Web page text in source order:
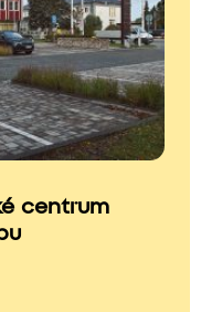
centrum